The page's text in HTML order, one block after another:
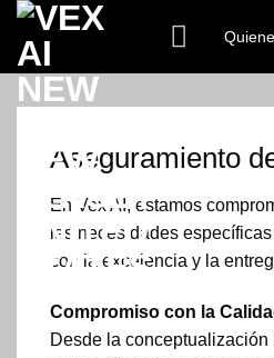
Saltar
contenido
Aseguramiento
En Vex AI, estamos
las necesidades
con la excelencia y la
Compromiso con la
Desde la